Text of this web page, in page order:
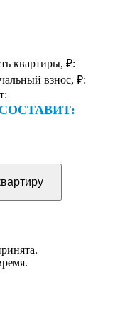
квартиры, ₽:
взнос, ₽: